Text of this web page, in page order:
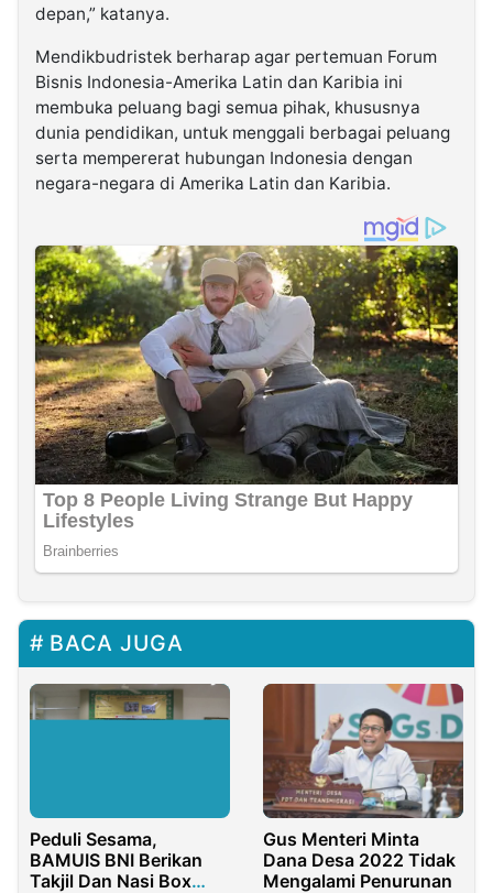
depan,” katanya.
Mendikbudristek berharap agar pertemuan Forum
Bisnis Indonesia-Amerika Latin dan Karibia ini
membuka peluang bagi semua pihak, khususnya
dunia pendidikan, untuk menggali berbagai peluang
serta mempererat hubungan Indonesia dengan
negara-negara di Amerika Latin dan Karibia.
BACA JUGA
Peduli Sesama,
BAMUIS BNI Berikan
Takjil Dan Nasi Box
Gus Menteri Minta
Dana Desa 2022 Tidak
Mengalami Penurunan